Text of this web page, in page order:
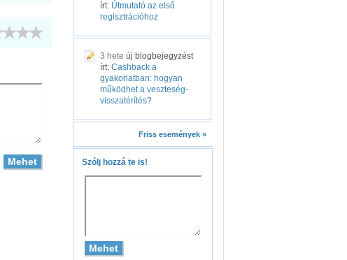
írt: Útmutató az első
regisztrációhoz
3 hete új blogbejegyzést
írt: Cashback a
gyakorlatban: hogyan
működhet a veszteség-
visszatérítés?
Friss események »
Szólj hozzá te is!